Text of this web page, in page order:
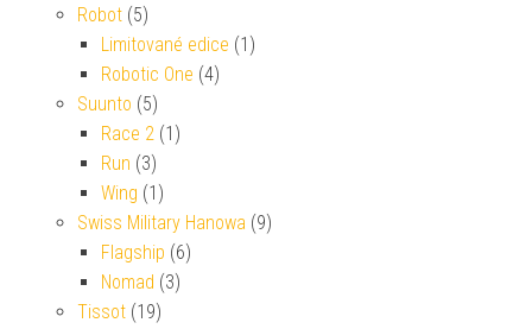
Robot (5)
Limitované edice (1)
Robotic One (4)
Suunto (5)
Race 2 (1)
Run (3)
Wing (1)
Swiss Military Hanowa (9)
Flagship (6)
Nomad (3)
Tissot (19)